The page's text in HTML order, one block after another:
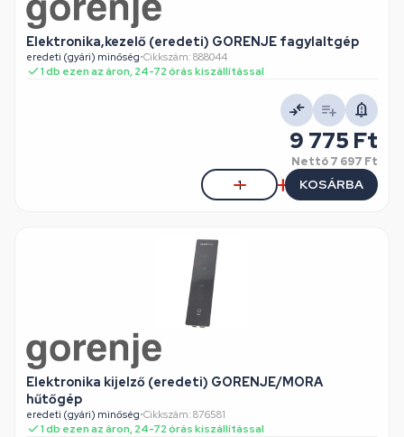
Elektronika,kezelő (eredeti) GORENJE fagylaltgép
eredeti (gyári) minőség•Cikkszám: 888044
1 db ezen az áron, 24-72 órás kiszállítással
9 775 Ft
Nettó7 697 Ft
KOSÁRBA
Elektronika kijelző (eredeti) GORENJE/MORA
hűtőgép
eredeti (gyári) minőség•Cikkszám: 876581
1 db ezen az áron, 24-72 órás kiszállítással